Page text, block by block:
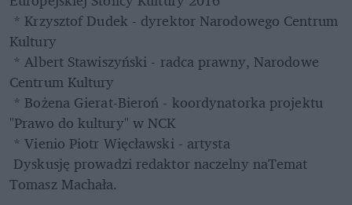
Kultury
Centrum Kultury
"Prawo do kultury" w NCK
* Vienio Piotr Więcławski - artysta
Tomasz Machała.